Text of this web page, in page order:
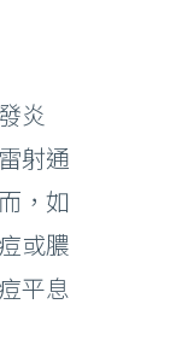
炎
射通
，如
或膿
平息